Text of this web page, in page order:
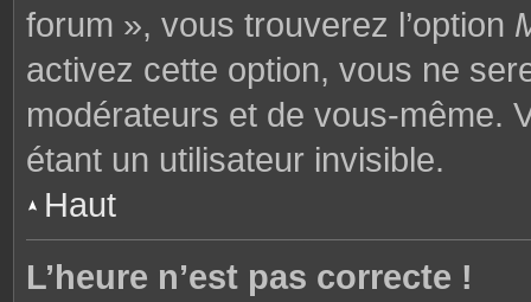
forum », vous trouverez l’option
activez cette option, vous ne
modérateurs et de vous-même.
étant un utilisateur invisible.
Haut
L’heure n’est pas correcte !